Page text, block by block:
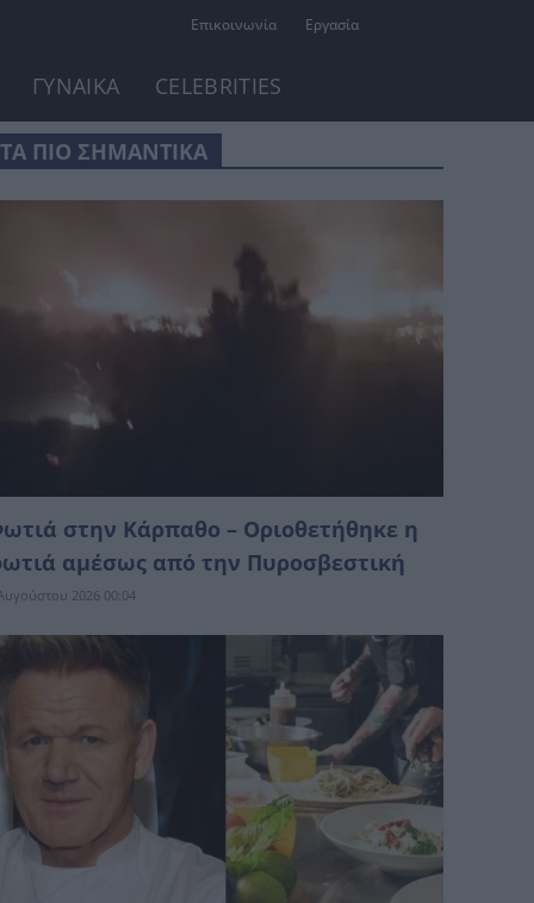
Επικοινωνία Εργασία
ΓΥΝΑΙΚΑ CELEBRITIES
ΤΑ ΠΙΟ ΣΗΜΑΝΤΙΚΑ
στην Κάρπαθο – Οριοθετήθηκε η
αμέσως από την Πυροσβεστική
2026 00:04